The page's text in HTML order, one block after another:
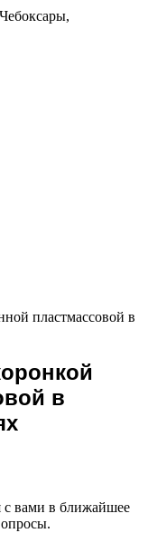
пластмассовой в
в
с вами в ближайшее